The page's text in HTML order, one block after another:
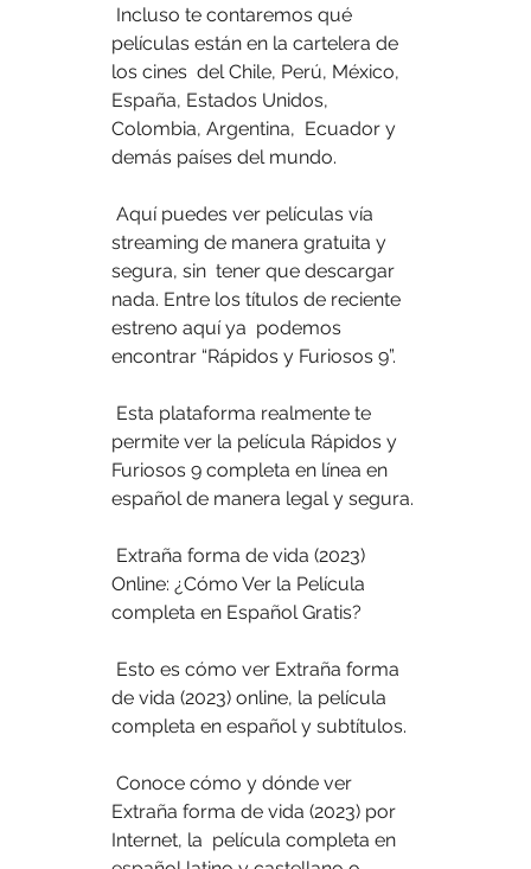
películas están en la cartelera de
los cines  del Chile, Perú, México,
España, Estados Unidos,
Colombia, Argentina,  Ecuador y
demás países del mundo.
streaming de manera gratuita y
segura, sin  tener que descargar
nada. Entre los títulos de reciente
estreno aquí ya  podemos
encontrar “Rápidos y Furiosos 9”.
permite ver la película Rápidos y
Furiosos 9 completa en línea en
español de manera legal y segura.
Online: ¿Cómo Ver la Película
completa en Español Gratis?
de vida (2023) online, la película
completa en español y subtítulos.
Extraña forma de vida (2023) por
Internet, la  película completa en